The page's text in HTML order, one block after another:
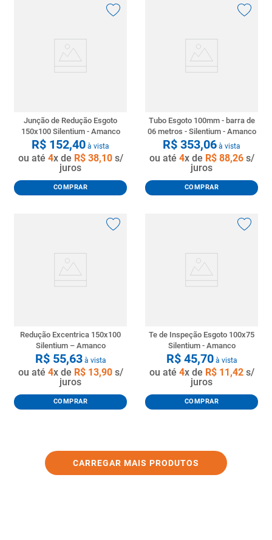
Junção de Redução Esgoto
150x100 Silentium - Amanco
R$ 152,40 à vista
ou até 4x de R$ 38,10s/
juros
COMPRAR
Tubo Esgoto 100mm - barra de
06 metros - Silentium - Amanco
R$ 353,06 à vista
ou até 4x de R$ 88,26s/
juros
COMPRAR
Redução Excentrica 150x100
Silentium – Amanco
R$ 55,63à vista
ou até 4x de R$ 13,90s/
juros
COMPRAR
Te de Inspeção Esgoto 100x75
Silentium - Amanco
R$ 45,70à vista
ou até 4x de R$ 11,42s/
juros
COMPRAR